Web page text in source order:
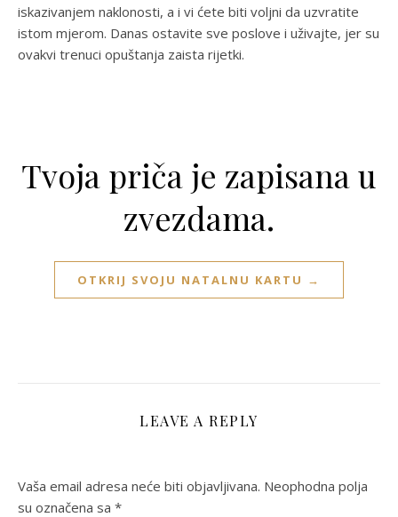
iskazivanjem naklonosti, a i vi ćete biti voljni da uzvratite
istom mjerom. Danas ostavite sve poslove i uživajte, jer su
ovakvi trenuci opuštanja zaista rijetki.
Tvoja priča je zapisana u
zvezdama.
OTKRIJ SVOJU NATALNU KARTU →
LEAVE A REPLY
Vaša email adresa neće biti objavljivana. Neophodna polja
su označena sa *